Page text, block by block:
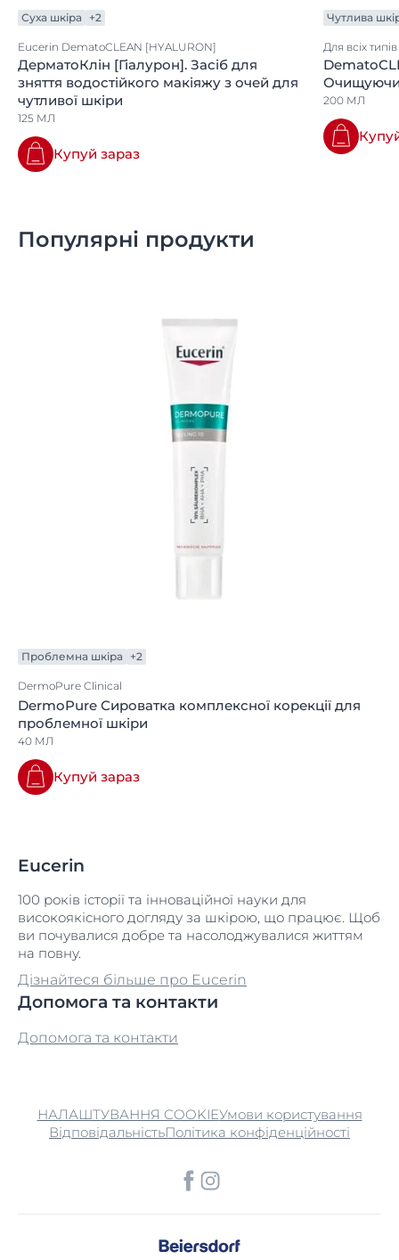
Суха шкіра +2
Eucerin DematoCLEAN [HYALURON]
ДерматоКлін [Гіалурон]. Засіб для
зняття водостійкого макіяжу з очей для
чутливої шкіри
125 МЛ
Купуй зараз
Чутлива
Для всіх
200 МЛ
Популярні продукти
Проблемна шкіра +2
DermoPure Clinical
DermoPure Сироватка комплексної корекції для
проблемної шкіри
40 МЛ
Купуй зараз
Eucerin
100 років історії та інноваційної науки для
високоякісного догляду за шкірою, що працює. Щоб
ви почувалися добре та насолоджувалися життям
на повну.
Дізнайтеся більше про Eucerin
Допомога та контакти
Допомога та контакти
НАЛАШТУВАННЯ COOKIEУмови користування
ВідповідальністьПолітика конфіденційності